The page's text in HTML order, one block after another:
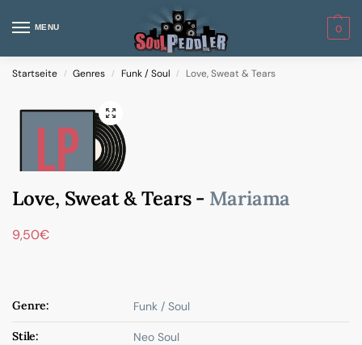
MENU 0
Startseite / Genres / Funk / Soul / Love, Sweat & Tears
Love, Sweat & Tears - Mariama
9,50€
Genre: Funk / Soul
Stile: Neo Soul